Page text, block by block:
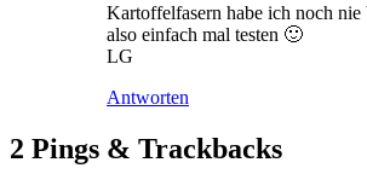
Kartoffelfasern habe ich noch nie
also einfach mal testen 🙂
LG
Antworten
2 Pings & Trackbacks